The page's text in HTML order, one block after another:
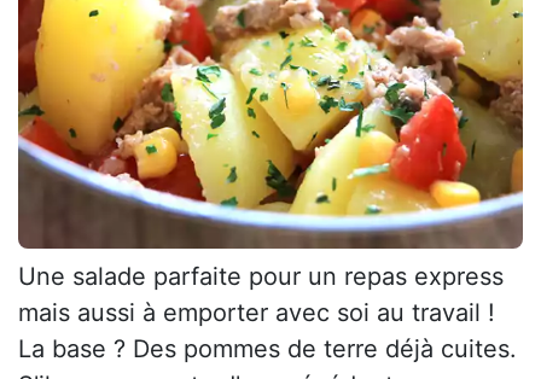
Une salade parfaite pour un repas express
mais aussi à emporter avec soi au travail !
La base ? Des pommes de terre déjà cuites.